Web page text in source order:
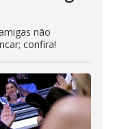
não
confira!